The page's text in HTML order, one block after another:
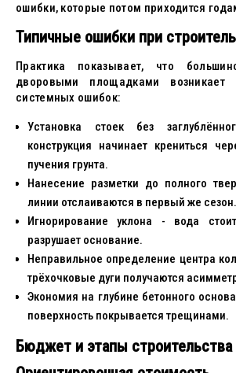
ошибки, которые потом приходится
Типичные ошибки при
Практика показывает, что
дворовыми площадками возникает
системных ошибок:
Установка стоек без
конструкция начинает крениться
пучения грунта.
Нанесение разметки до полного
линии отслаиваются в первый же сезон.
Игнорирование уклона - вода
разрушает основание.
Неправильное определение центра
трёхочковые дуги получаются
Экономия на глубине бетонного
поверхность покрывается трещинами.
Бюджет и этапы строительства